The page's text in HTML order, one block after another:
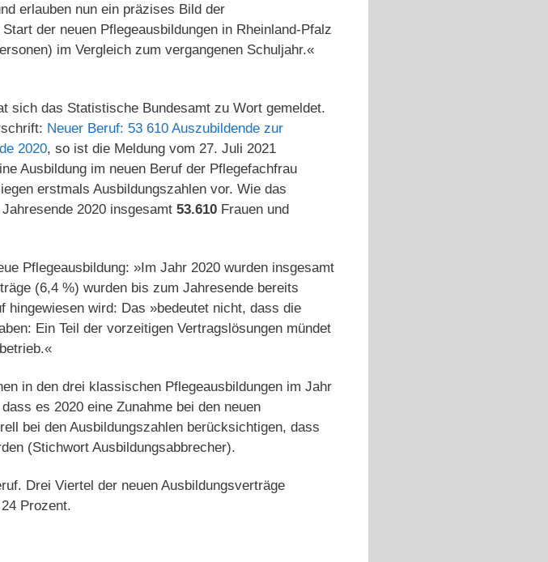
erlauben nun ein präzises Bild der
der neuen Pflegeausbildungen in Rheinland-Pfalz
im Vergleich zum vergangenen Schuljahr.«
sich das Statistische Bundesamt zu Wort gemeldet.
Neuer Beruf: 53 610 Auszubildende zur
2020, so ist die Meldung vom 27. Juli 2021
Ausbildung im neuen Beruf der Pflegefachfrau
erstmals Ausbildungszahlen vor. Wie das
2020 insgesamt 53.610 Frauen und
Pflegeausbildung: »Im Jahr 2020 wurden insgesamt
(6,4 %) wurden bis zum Jahresende bereits
hingewiesen wird: Das »bedeutet nicht, dass die
Ein Teil der vorzeitigen Vertragslösungen mündet
in den drei klassischen Pflegeausbildungen im Jahr
es 2020 eine Zunahme bei den neuen
bei den Ausbildungszahlen berücksichtigen, dass
(Stichwort Ausbildungsabbrecher).
Drei Viertel der neuen Ausbildungsverträge
Prozent.